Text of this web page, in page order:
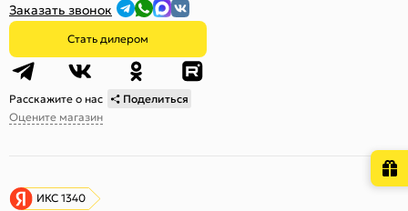
Заказать звонок
Стать дилером
Расскажите о нас
Поделиться
Оцените магазин
ИКС 1340